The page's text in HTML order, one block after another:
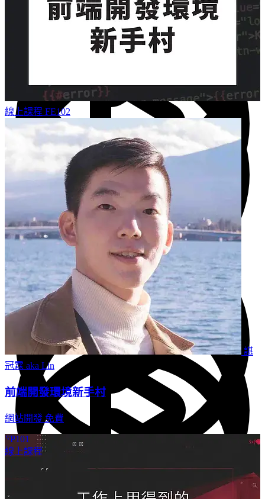
語意化標籤
2 分鐘
Inline 與 Block
4 分鐘
關於我 part2
17 分鐘
線上課程 FE102
諶
冠霖 aka Lin
前端開發環境新手村
網站開發 免費
線上課程
FP101